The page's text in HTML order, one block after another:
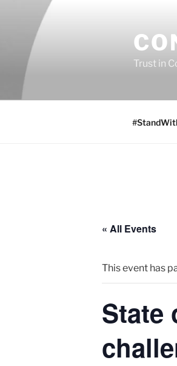
Trust in
« All Events
This event has
State